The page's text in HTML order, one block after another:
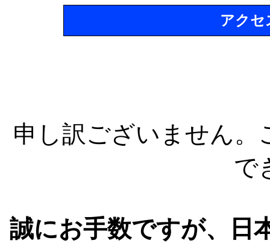
アクセ
申し訳ございません
で
誠にお手数ですが、日